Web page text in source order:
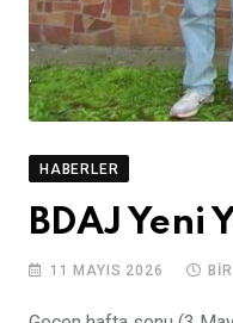
HABERLER
BDAJ
11 MAYIS 2026